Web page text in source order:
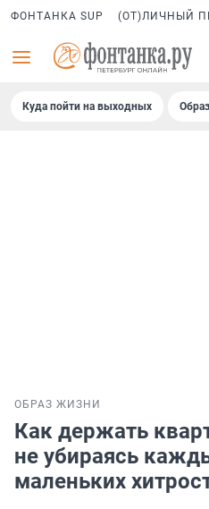
ФОНТАНКА SUP (ОТ)ЛИЧНЫЙ
Куда пойти на выходных
ОБРАЗ ЖИЗНИ
Как держать
не убираясь
маленьких